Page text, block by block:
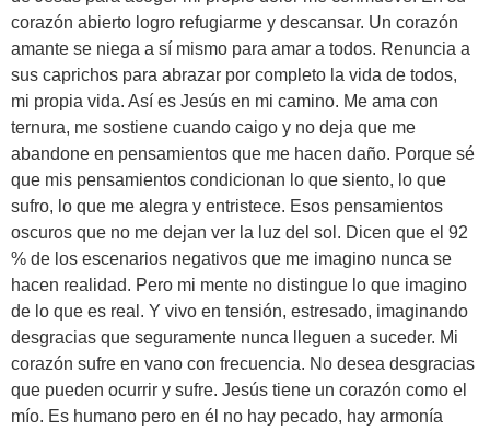
corazón abierto logro refugiarme y descansar. Un corazón
amante se niega a sí mismo para amar a todos. Renuncia a
sus caprichos para abrazar por completo la vida de todos,
mi propia vida. Así es Jesús en mi camino. Me ama con
ternura, me sostiene cuando caigo y no deja que me
abandone en pensamientos que me hacen daño. Porque sé
que mis pensamientos condicionan lo que siento, lo que
sufro, lo que me alegra y entristece. Esos pensamientos
oscuros que no me dejan ver la luz del sol. Dicen que el 92
% de los escenarios negativos que me imagino nunca se
hacen realidad. Pero mi mente no distingue lo que imagino
de lo que es real. Y vivo en tensión, estresado, imaginando
desgracias que seguramente nunca lleguen a suceder. Mi
corazón sufre en vano con frecuencia. No desea desgracias
que pueden ocurrir y sufre. Jesús tiene un corazón como el
mío. Es humano pero en él no hay pecado, hay armonía